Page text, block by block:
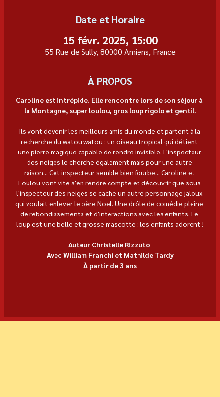
Date et Horaire
15 févr. 2025, 15:00
55 Rue de Sully, 80000 Amiens, France
À PROPOS
Caroline est intrépide. Elle rencontre lors de son séjour à
la Montagne, super loulou, gros loup rigolo et gentil.
Ils vont devenir les meilleurs amis du monde et partent à la
recherche du watou watou : un oiseau tropical qui détient
une pierre magique capable de rendre invisible. L'inspecteur
des neiges le cherche également mais pour une autre
raison... Cet inspecteur semble bien fourbe... Caroline et
Loulou vont vite s'en rendre compte et découvrir que sous
l'inspecteur des neiges se cache un autre personnage jaloux
qui voulait enlever le père Noël. Une drôle de comédie pleine
de rebondissements et d'interactions avec les enfants. Le
loup est une belle et grosse mascotte : les enfants adorent !
Auteur Christelle Rizzuto
Avec William Franchi et Mathilde Tardy
À partir de 3 ans